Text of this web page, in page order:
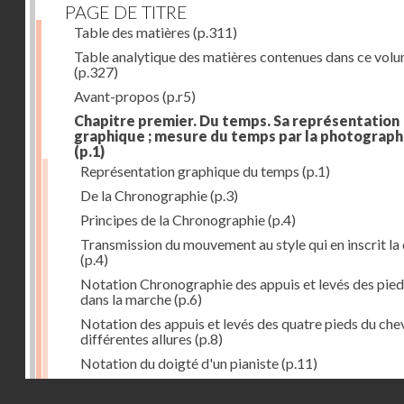
PAGE DE TITRE
Table des matières (p.311)
Table analytique des matières contenues dans ce
(p.327)
Avant-propos (p.r5)
Chapitre premier. Du temps. Sa représentation
graphique ; mesure du temps par la
(p.1)
Représentation graphique du temps (p.1)
De la Chronographie(p.3)
Principes de la Chronographie(p.4)
Transmission du mouvement au style qui en inscrit la
(p.4)
Notation Chronographie des appuis et levés des
dans la marche(p.6)
Notation des appuis et levés des quatre pieds du
différentes allures (p.8)
Notation du doigté d'un pianiste(p.11)